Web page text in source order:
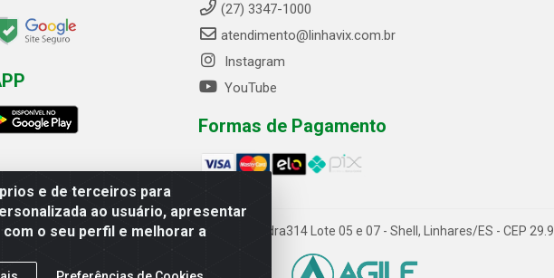
e de terceiros para
ao usuário, apresentar
o seu perfil e melhorar a
(27) 3347-1000
atendimento@linhavix.com.br
Instagram
YouTube
Formas de Pagamento
LTDA - Avenida Alegre, 2521 - Quadra314 Lote 05 e 07 - Shell, Linhares/ES - CEP